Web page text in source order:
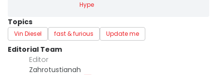
Hype
Topics
Vin Diesel fast & furious Update me
Editorial Team
Editor
Zahrotustianah